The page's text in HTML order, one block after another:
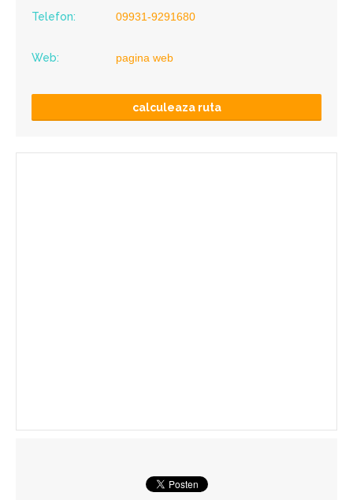
Telefon: 09931-9291680
Web: pagina web
calculeaza ruta